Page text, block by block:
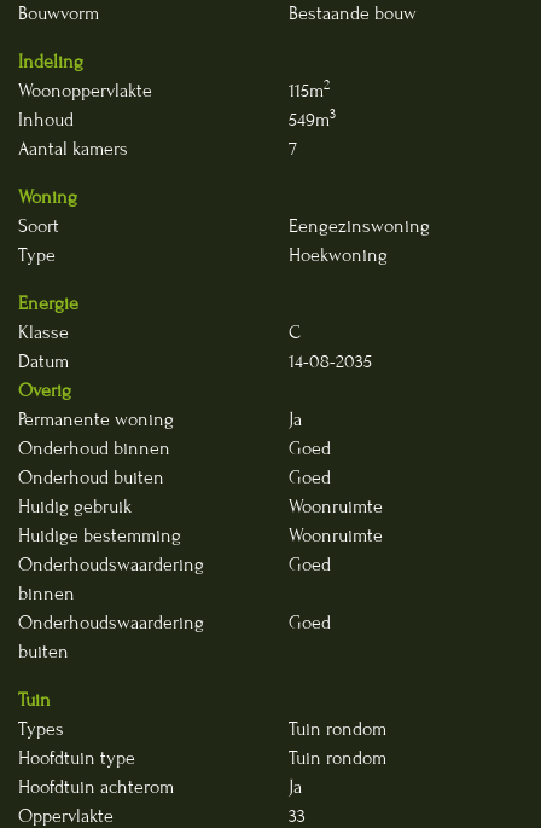
Bouwvorm
Bestaande bouw
Indeling
Woonoppervlakte
115m2
Inhoud 549m3
Aantal kamers 7
Woning
Soort
Eengezinswoning
Type
Hoekwoning
Energie
Klasse
C
Datum
14-08-2035
Overig
Permanente woning
Ja
Onderhoud binnen
Goed
Onderhoud buiten
Goed
Huidig gebruik
Woonruimte
Huidige bestemming
Woonruimte
Onderhoudswaardering
binnen
Goed
Onderhoudswaardering
buiten
Goed
Tuin
Types
Tuin rondom
Hoofdtuin type
Tuin rondom
Hoofdtuin achterom
Ja
Oppervlakte
33